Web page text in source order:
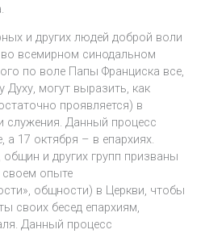
и других людей доброй воли
во всемирном синодальном
по воле Папы Франциска все,
могут выразить, как
проявляется) в
служения. Данный процесс
а 17 октября – в епархиях.
и других групп призваны
своем опыте
общности) в Церкви, чтобы
своих бесед епархиям,
Данный процесс